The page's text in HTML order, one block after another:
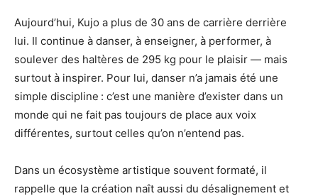
Aujourd’hui, Kujo a plus de 30 ans de carrière derrière
lui. Il continue à danser, à enseigner, à performer, à
soulever des haltères de 295 kg pour le plaisir — mais
surtout à inspirer. Pour lui, danser n’a jamais été une
simple discipline : c’est une manière d’exister dans un
monde qui ne fait pas toujours de place aux voix
différentes, surtout celles qu’on n’entend pas.
Dans un écosystème artistique souvent formaté, il
rappelle que la création naît aussi du désalignement et